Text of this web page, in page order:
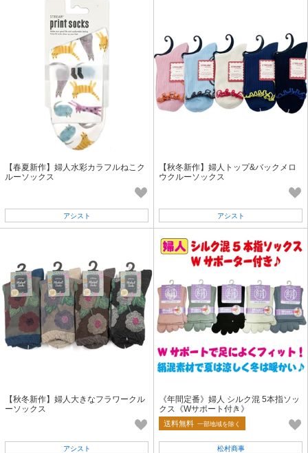
【春夏新作】婦人水彩カラフルねこク
ルーソックス
アシスト
【秋冬新作】婦人トップ&バックメロ
ウクルーソックス
アシスト
【秋冬新作】婦人大きなフラワークル
ーソックス
アシスト
《年間定番》婦人 シルク混 5本指ソッ
クス《Wサポート付き》
送料無料 一部地域を除く
松村商事